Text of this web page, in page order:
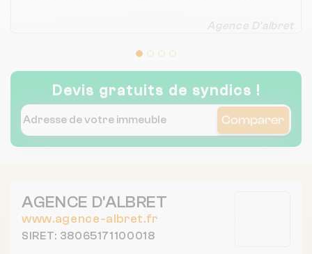
Agence D'albret
Devis gratuits de syndics !
Comparer
AGENCE D'ALBRET
www.agence-albret.fr
SIRET: 38065171100018